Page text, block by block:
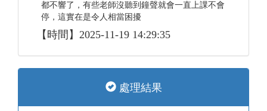
都不響了，有些老師沒聽到鐘聲就會一直上課不會
停，這實在是令人相當困擾
【時間】2025-11-19 14:29:35
處理結果